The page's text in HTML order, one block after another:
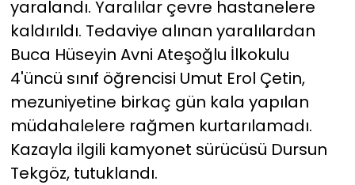
yaralandı. Yaralılar çevre hastanelere
kaldırıldı. Tedaviye alınan yaralılardan
Buca Hüseyin Avni Ateşoğlu İlkokulu
4'üncü sınıf öğrencisi Umut Erol Çetin,
mezuniyetine birkaç gün kala yapılan
müdahalelere rağmen kurtarılamadı.
Kazayla ilgili kamyonet sürücüsü Dursun
Tekgöz, tutuklandı.